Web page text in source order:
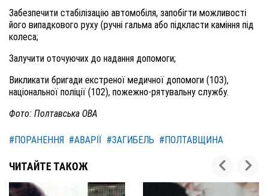
Забезпечити стабілізацію автомобіля, запобігти можливості
його випадкового руху (ручні гальма або підкласти каміння під
колеса;
Залучити оточуючих до надання допомоги;
Викликати бригади екстреної медичної допомоги (103),
національної поліції (102), пожежно-рятувальну службу.
Фото: Полтавська ОВА
#ПОРАНЕННЯ #АВАРІЇ #ЗАГИБЕЛЬ #ПОЛТАВЩИНА
ЧИТАЙТЕ ТАКОЖ